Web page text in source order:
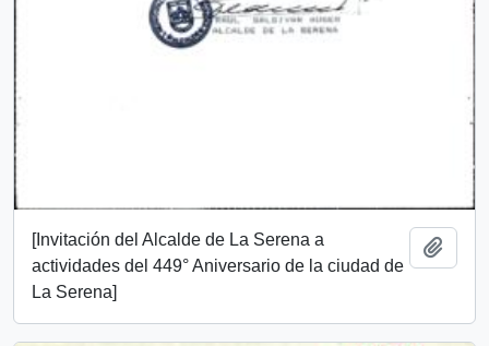
[Invitación del Alcalde de La Serena a
actividades del 449° Aniversario de la ciudad de
La Serena]